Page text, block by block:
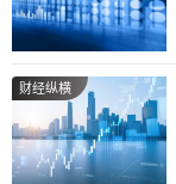
AI赋能游
财经纵横